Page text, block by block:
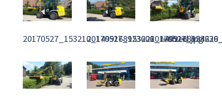
20170527_153210_1499168923606_resized.jpg